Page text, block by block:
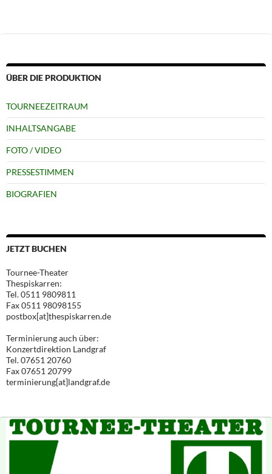
ÜBER DIE PRODUKTION
TOURNEEZEITRAUM
INHALTSANGABE
FOTO / VIDEO
PRESSESTIMMEN
BIOGRAFIEN
JETZT BUCHEN
Tournee-Theater
Thespiskarren:
Tel. 0511 9809811
Fax 0511 98098155
postbox[at]thespiskarren.de
Terminierung auch über:
Konzertdirektion Landgraf
Tel. 07651 20760
Fax 07651 20799
terminierung[at]landgraf.de